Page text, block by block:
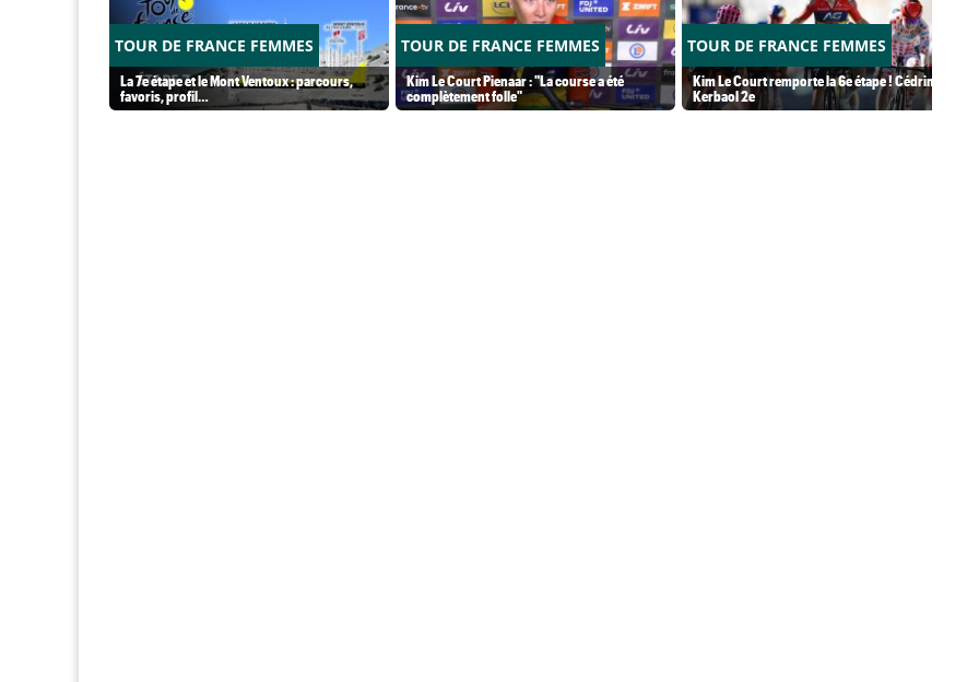
TOUR DE FRANCE FEMMES
La 7e étape et le Mont Ventoux : parcours,
favoris, profil…
TOUR DE FRANCE FEMMES
Kim Le Court Pienaar : "La course a été
complètement folle"
TOUR DE FRANCE FEMMES
Kim Le Court remporte la 6e étape ! Cédrine
Kerbaol 2e